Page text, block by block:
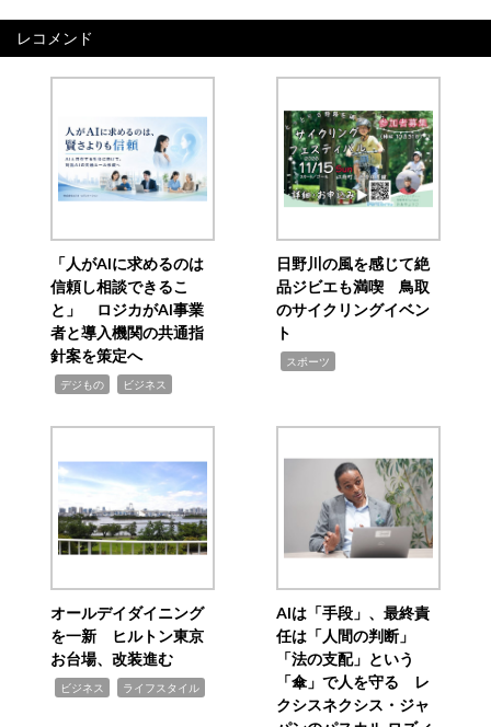
レコメンド
「人がAIに求めるのは
信頼し相談できるこ
と」 ロジカがAI事業
者と導入機関の共通指
針案を策定へ
デジもの ビジネス
日野川の風を感じて絶
品ジビエも満喫 鳥取
のサイクリングイベン
ト
スポーツ
オールデイダイニング
を一新 ヒルトン東京
お台場、改装進む
ビジネス ライフスタイル
AIは「手段」、最終責
任は「人間の判断」
「法の支配」という
「傘」で人を守る レ
クシスネクシス・ジャ